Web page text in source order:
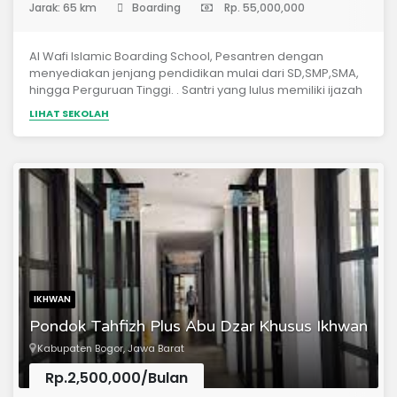
Jarak: 65 km Boarding Rp. 55,000,000
Al Wafi Islamic Boarding School, Pesantren dengan
menyediakan jenjang pendidikan mulai dari SD,SMP,SMA,
hingga Perguruan Tinggi. . Santri yang lulus memiliki ijazah
diknas yang saat ini alhamdulillah baik smp dan sma telah
ter akreditasi A unggul, dan untuk agama (dinniyah)
mengadopsi kurikulum dari Universitas Islam Madinah. .
Learning and Islamic Charcter Integrated membuat
pembelajaran menjadi menyenangkan dan tidak lagi
kaku seperti stigma negatif terhadap pesantren biasanya.
LIHAT SEKOLAH
IKHWAN
Pondok Tahfizh Plus Abu Dzar Khusus Ikhwan
Kabupaten Bogor, Jawa Barat
Rp.2,500,000/Bulan